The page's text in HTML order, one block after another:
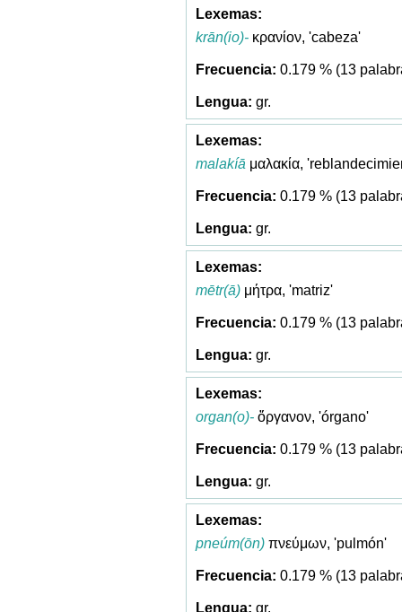
krān(io)- κρανίον, 'cabeza'
0.179 % (13
gr.
malakíā μαλακία,
0.179 % (13
gr.
mētr(ā) μήτρα, 'matriz'
0.179 % (13
gr.
organ(o)- ὄργανον, 'órgano'
0.179 % (13
gr.
pneúm(ōn) πνεύμων, 'pulmón'
0.179 % (13
gr.